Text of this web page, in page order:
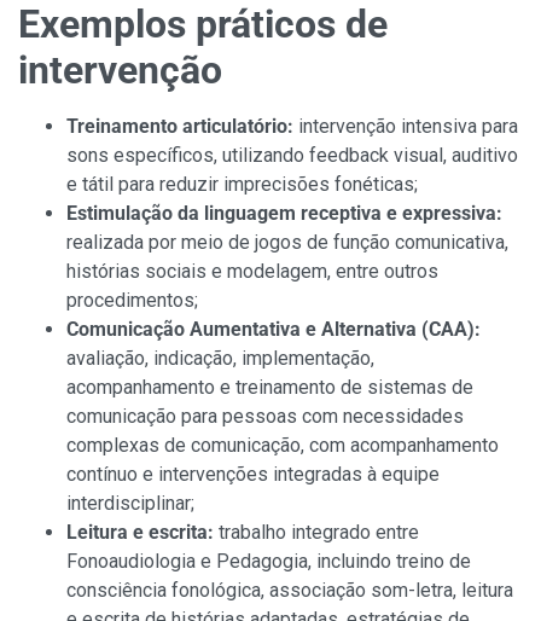
Exemplos práticos de
intervenção
Treinamento articulatório: intervenção intensiva para
sons específicos, utilizando feedback visual, auditivo
e tátil para reduzir imprecisões fonéticas;
Estimulação da linguagem receptiva e expressiva:
realizada por meio de jogos de função comunicativa,
histórias sociais e modelagem, entre outros
procedimentos;
Comunicação Aumentativa e Alternativa (CAA):
avaliação, indicação, implementação,
acompanhamento e treinamento de sistemas de
comunicação para pessoas com necessidades
complexas de comunicação, com acompanhamento
contínuo e intervenções integradas à equipe
interdisciplinar;
Leitura e escrita: trabalho integrado entre
Fonoaudiologia e Pedagogia, incluindo treino de
consciência fonológica, associação som-letra, leitura